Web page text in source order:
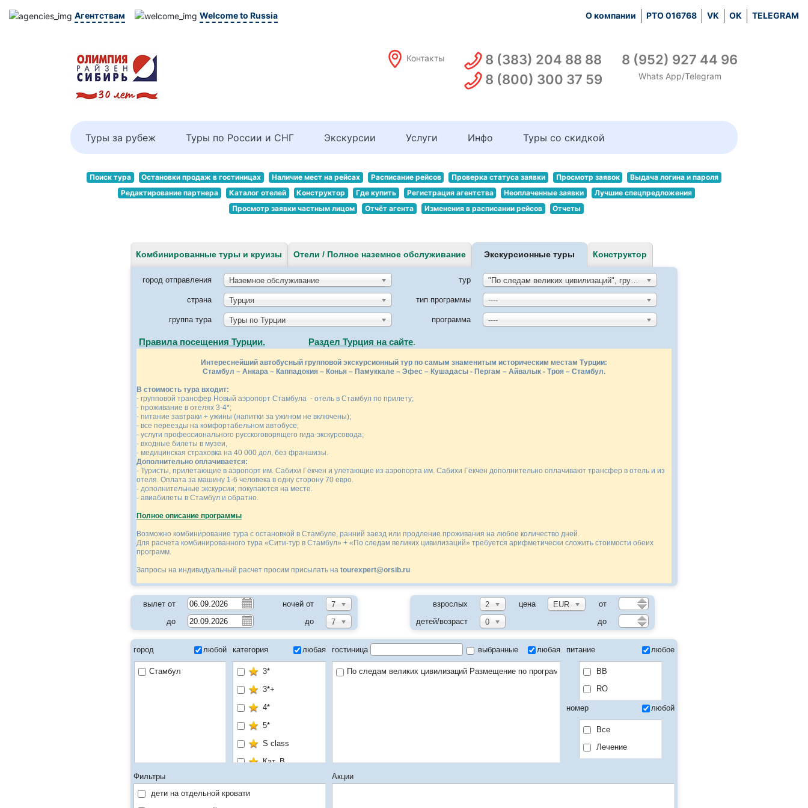
Агентствам Welcome to Russia О компании РТО 016768 VK OK TELEGRAM
Контакты
8 (383) 204 88 88
8 (800) 300 37 59
8 (952) 927 44 96
Whats App/Telegram
Туры за рубеж Туры по России и СНГ Экскурсии Услуги Инфо Туры со скидкой
Поиск тура Остановки продаж в гостиницах Наличие мест на рейсах Расписание рейсов Проверка статуса заявки Просмотр заявок
Выдача логина и пароля
Редактирование партнера
Каталог отелей Конструктор Где купить Регистрация агентства Неоплаченные заявки
Лучшие спецпредложения
Просмотр заявки частным лицом
Отчёт агента Изменения в расписании рейсов Отчеты
Комбинированные туры и круизы Отели / Полное наземное обслуживание Экскурсионные туры Конструктор
город отправления Наземное обслуживание
страна Турция
группа тура Туры по Турции
тур "По следам великих цивилизаций", групповой автобусный тур по Турции, 8 дней/7 ночей
тип программы ----
программа ----
Правила посещения Турции. Раздел Турция на сайте.
Интереснейший автобусный групповой экскурсионный тур по самым знаменитым историческим местам Турции:
Стамбул – Анкара – Каппадокия – Конья – Памуккале – Эфес – Кушадасы - Пергам – Айвалык - Троя – Стамбул.
В стоимость тура входит:
- групповой трансфер Новый аэропорт Стамбула - отель в Стамбул по прилету;
- проживание в отелях 3-4*;
- питание завтраки + ужины (напитки за ужином не включены);
- все переезды на комфортабельном автобусе;
- услуги профессионального русскоговорящего гида-экскурсовода;
- входные билеты в музеи,
- медицинская страховка на 40 000 дол, без франшизы.
Дополнительно оплачивается:
- Туристы, прилетающие в аэропорт им. Сабихи Гёкчен и улетающие из аэропорта им. Сабихи Гёкчен дополнительно оплачивают трансфер в отель и из
отеля. Оплата за машину 1-6 человека в одну сторону 70 евро.
- дополнительные экскурсии; покупаются на месте.
- авиабилеты в Стамбул и обратно.
Полное описание программы
Возможно комбинирование тура с остановкой в Стамбуле, ранний заезд или продление проживания на любое количество дней.
Для расчета комбинированного тура «Сити-тур в Стамбул» + «По следам великих цивилизаций» требуется арифметически сложить стоимости обеих
программ.
Запросы на индивидуальный расчет просим присылать на tourexpert@orsib.ru
вылет от ночей от
7
до
до 7
взрослых 2 цена EUR
от
детей/возраст
0 до
город любой
Стамбул
категория любая
3*
3*+
4*
5*
S class
Кат. B
гостиница выбранные любая
По следам великих цивилизаций Размещение по программе тура.
питание любое
BB
RO
номер любой
Все
Лечение
Фильтры
дети на отдельной кровати
Акции